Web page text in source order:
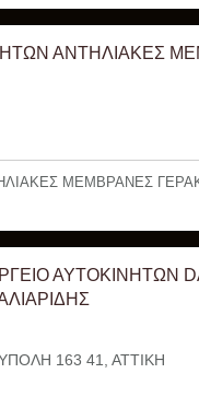
ΑΝΤΗΛΙΑΚΕΣ
ΜΕΜΒΡΑΝΕΣ
ΑΥΤΟΚΙΝΗΤΩΝ
163 41, ΑΤΤΙΚΗ